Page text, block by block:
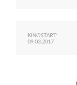
KINOSTART:
09.03.2017